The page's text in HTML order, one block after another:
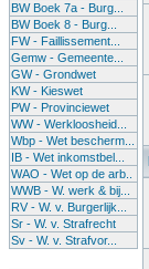
BW Boek 7a - Burg...
BW Boek 8 - Burg...
FW - Faillissement...
Gemw - Gemeente...
GW - Grondwet
KW - Kieswet
PW - Provinciewet
WW - Werkloosheid...
Wbp - Wet bescherm...
IB - Wet inkomstbel...
WAO - Wet op de arb..
WWB - W. werk & bij...
RV - W. v. Burgerlijk...
Sr - W. v. Strafrecht
Sv - W. v. Strafvor...